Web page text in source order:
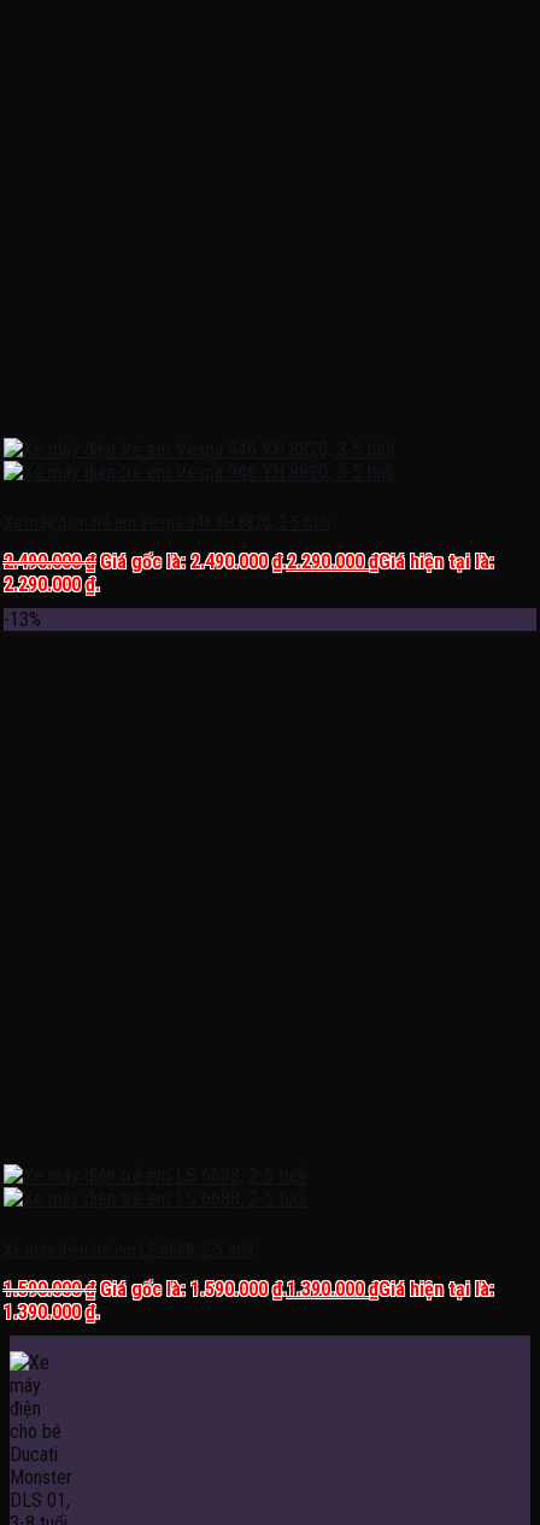
2.490.000₫ Giá gốc là: 2.490.000 ₫.2.290.000₫Giá hiện tại là:
2.290.000 ₫.
-13%
1.590.000₫ Giá gốc là: 1.590.000 ₫.1.390.000₫Giá hiện tại là:
1.390.000 ₫.